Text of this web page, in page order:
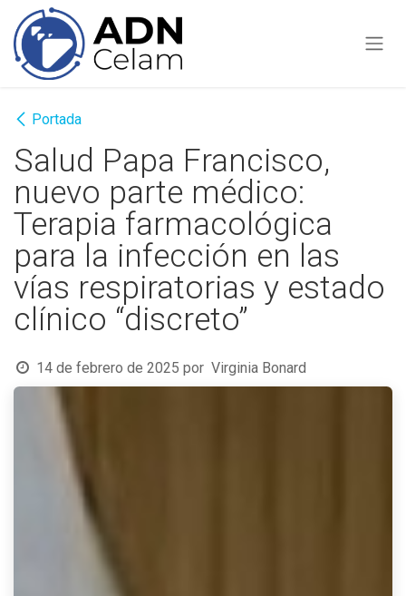
Ir al contenido
Portada
Salud Papa Francisco,
nuevo parte médico:
Terapia farmacológica
para la infección en las
vías respiratorias y estado
clínico “discreto”
14 de febrero de 2025 por Virginia Bonard